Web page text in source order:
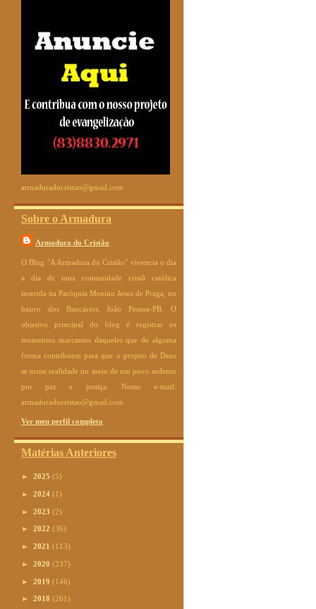
armaduradocristao@gmail.com
Sobre o Armadura
Armadura do Cristão
O Blog "A Armadura do Cristão" vivencia o dia
a dia de uma comunidade cristã católica
inserida na Paróquia Menino Jesus de Praga, no
bairro dos Bancários, João Pessoa-PB. O
objetivo principal do blog é registrar os
momentos marcantes daqueles que de alguma
forma contribuem para que o projeto de Deus
se torne realidade no meio de um povo sedento
por paz e justiça. Nosso e-mail:
armaduradocristao@gmail.com
Ver meu perfil completo
Matérias Anteriores
► 2025 (5)
► 2024 (1)
► 2023 (2)
► 2022 (36)
► 2021 (113)
► 2020 (237)
► 2019 (146)
► 2018 (261)